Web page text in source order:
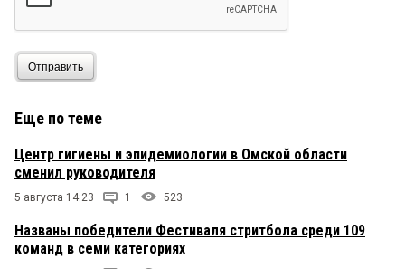
Отправить
Еще по теме
Центр гигиены и эпидемиологии в Омской области
сменил руководителя
5 августа 14:23 1 523
Названы победители Фестиваля стритбола среди 109
команд в семи категориях